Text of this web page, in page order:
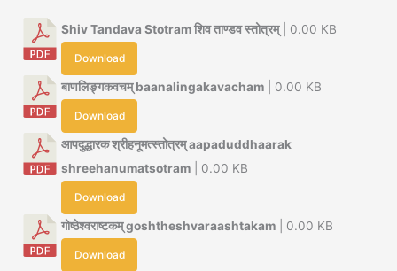
Shiv Tandava Stotram शिव ताण्डव स्तोत्रम्| 0.00 KB
Download
बाणलिङ्गकवचम् baanalingakavacham | 0.00 KB
Download
आपदुद्धारक श्रीहनूमत्स्तोत्रम् aapaduddhaarak
shreehanumatsotram | 0.00 KB
Download
गोष्ठेश्वराष्टकम् goshtheshvaraashtakam | 0.00 KB
Download